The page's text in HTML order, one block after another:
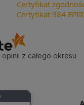
Certyfikat
Certyfikat 384
opinii z całego okresu